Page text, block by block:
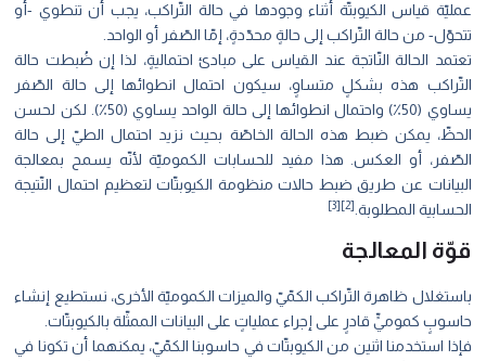
عمليّة قياس الكيوبتّة أثناء وجودها في حالة التّراكب، يجب أن تنطوي -أو
تتحوّل- من حالة التّراكب إلى حالةٍ محدّدةٍ، إمّا الصّفر أو الواحد.
تعتمد الحالة النّاتجة عند القياس على مبادئ احتماليةٍ، لذا إن ضُبطت حالة
التّراكب هذه بشكلٍ متساوٍ، سيكون احتمال انطوائها إلى حالة الصّفر
يساوي (50٪) واحتمال انطوائها إلى حالة الواحد يساوي (50٪). لكن لحسن
الحظّ، يمكن ضبط هذه الحالة الخاصّة بحيث نزيد احتمال الطيّ إلى حالة
الصّفر، أو العكس. هذا مفيد للحسابات الكموميّة لأنّه يسمح بمعالجة
البيانات عن طريق ضبط حالات منظومة الكيوبتّات لتعظيم احتمال النّتيجة
الحسابية المطلوبة. [2][3]
قوّة المعالجة
باستغلال ظاهرة التّراكب الكمّيّ والميزات الكموميّة الأخرى، نستطيع إنشاء
حاسوبٍ كموميٍّ قادرٍ على إجراء عملياتٍ على البيانات الممثّلة بالكيوبتّات.
فإذا استخدمنا اثنين من الكيوبتّات في حاسوبنا الكمّيّ، يمكنهما أن تكونا في